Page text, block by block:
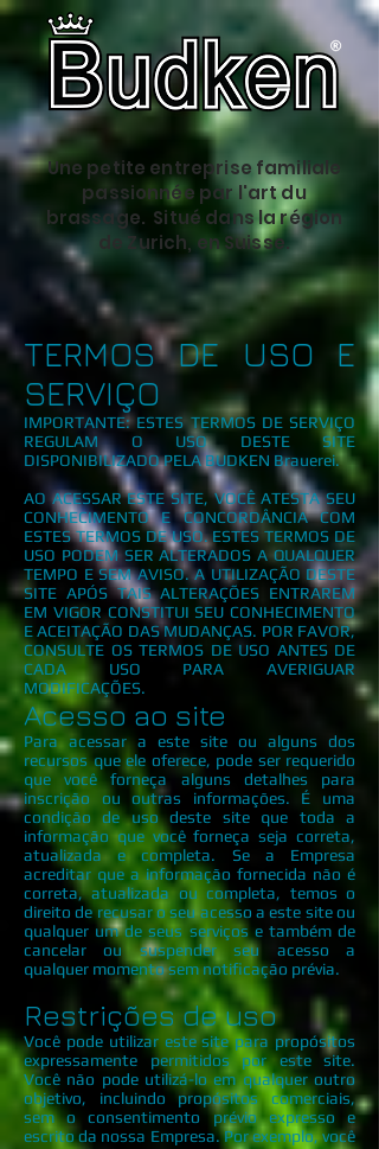
Une petite entreprise familiale
passionnée par l'art du
brassage. Situé dans la région
de Zurich, en Suisse.
TERMOS DE USO E
SERVIÇO
IMPORTANTE: ESTES TERMOS DE SERVIÇO
REGULAM O USO DESTE SITE
DISPONIBILIZADO PELA BUDKEN Brauerei.
AO ACESSAR ESTE SITE, VOCÊ ATESTA SEU
CONHECIMENTO E CONCORDÂNCIA COM
ESTES TERMOS DE USO. ESTES TERMOS DE
USO PODEM SER ALTERADOS A QUALQUER
TEMPO E SEM AVISO. A UTILIZAÇÃO DESTE
SITE APÓS TAIS ALTERAÇÕES ENTRAREM
EM VIGOR CONSTITUI SEU CONHECIMENTO
E ACEITAÇÃO DAS MUDANÇAS. POR FAVOR,
CONSULTE OS TERMOS DE USO ANTES DE
CADA USO PARA AVERIGUAR
MODIFICAÇÕES.
Acesso ao site
Para acessar a este site ou alguns dos
recursos que ele oferece, pode ser requerido
que você forneça alguns detalhes para
inscrição ou outras informações. É uma
condição de uso deste site que toda a
informação que você forneça seja correta,
atualizada e completa. Se a Empresa
acreditar que a informação fornecida não é
correta, atualizada ou completa, temos o
direito de recusar o seu acesso a este site ou
qualquer um de seus serviços e também de
cancelar ou suspender seu acesso a
qualquer momento sem notificação prévia.
Restrições de uso
Você pode utilizar este site para propósitos
expressamente permitidos por este site.
Você não pode utilizá-lo em qualquer outro
objetivo, incluindo propósitos comerciais,
sem o consentimento prévio expresso e
escrito da nossa Empresa. Por exemplo, você